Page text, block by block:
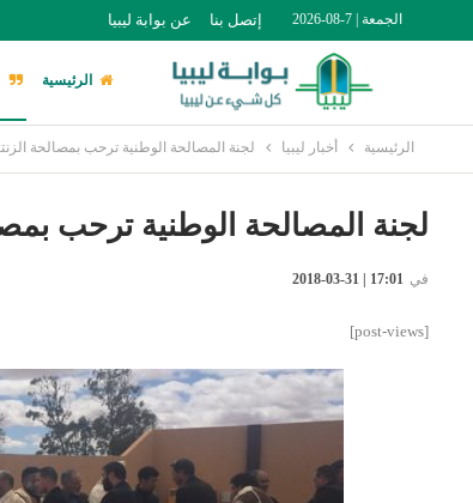
الجمعة | 7-08-2026 إتصل بنا عن بوابة ليبيا
الرئيسية
الرئيسية أخبار ليبيا لجنة المصالحة الوطنية ترحب بمصالحة
لجنة المصالحة الوطنية ترحب
في 17:01 | 31-03-2018
[post-views]